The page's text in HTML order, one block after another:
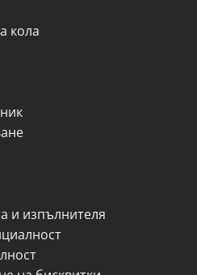
кола
и изпълнителя